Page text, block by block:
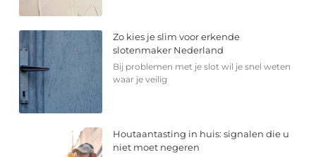
Zo kies je slim voor erkende
slotenmaker Nederland
Bij problemen met je slot wil je snel weten
waar je veilig
Houtaantasting in huis: signalen die u
niet moet negeren